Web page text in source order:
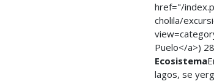
href="/
cholila/
Puelo</a>)
Ecosistema
lagos, se